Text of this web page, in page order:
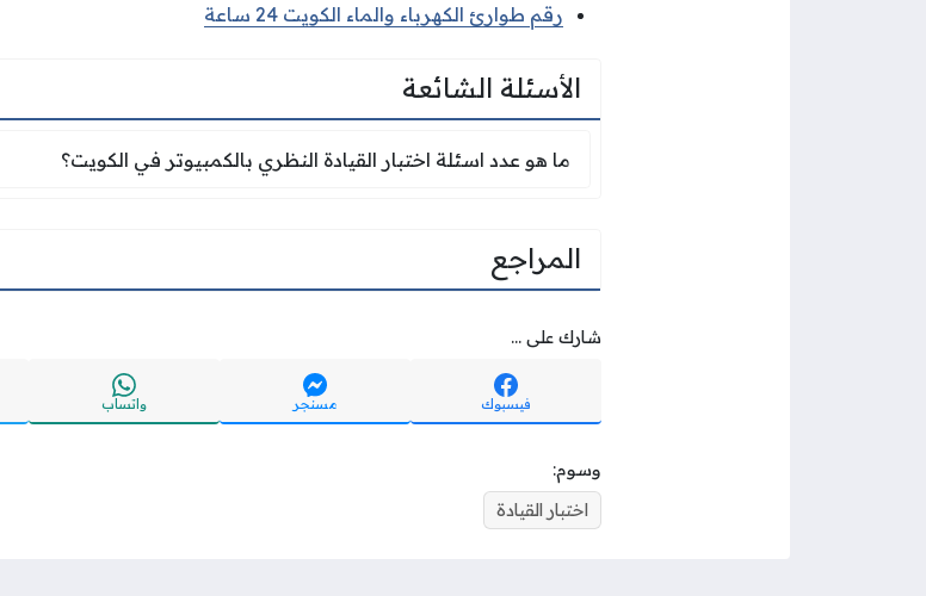
رقم طوارئ الكهرباء والماء الكويت 24 ساعة
الأسئلة الشائعة
ما هو عدد اسئلة اختبار القيادة النظري بالكمبيوتر في الكويت؟
ما هو عدد اسئلة اختبار القيادة النظري بالكمبيوتر في الكويت؟
المراجع
شارك على ...
فيسبوك مسنجر واتساب
وسوم:
اختبار القيادة